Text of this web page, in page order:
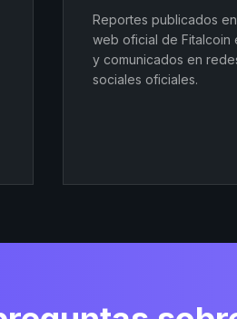
Reportes publicados
web oficial de Fitalcoin
y comunicados en
sociales oficiales.